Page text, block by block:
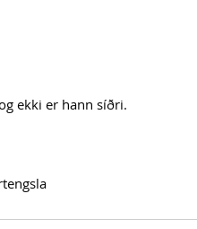
ekki er hann síðri.